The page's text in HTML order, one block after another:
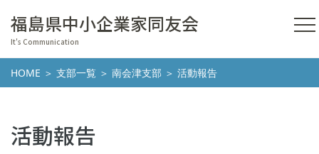
福島県中小企業家同友会
It's Communication
HOME ＞ 支部一覧 ＞ 南会津支部 ＞ 活動報告
活動報告